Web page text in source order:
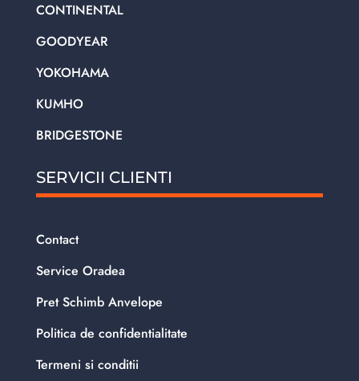
CONTINENTAL
GOODYEAR
YOKOHAMA
KUMHO
BRIDGESTONE
SERVICII CLIENTI
Contact
Service Oradea
Pret Schimb Anvelope
Politica de confidentialitate
Termeni si conditii